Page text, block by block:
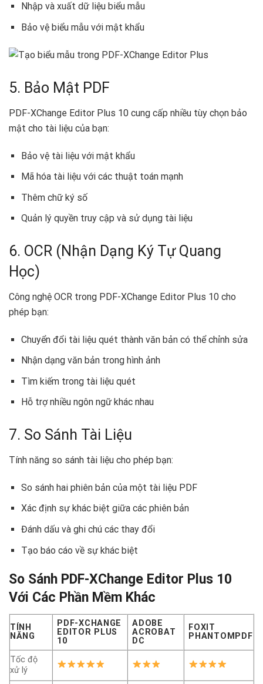
Nhập và xuất dữ liệu biểu mẫu
Bảo vệ biểu mẫu với mật khẩu
5. Bảo Mật PDF
PDF-XChange Editor Plus 10 cung cấp nhiều tùy chọn bảo
mật cho tài liệu của bạn:
Bảo vệ tài liệu với mật khẩu
Mã hóa tài liệu với các thuật toán mạnh
Thêm chữ ký số
Quản lý quyền truy cập và sử dụng tài liệu
6. OCR (Nhận Dạng Ký Tự Quang
Học)
Công nghệ OCR trong PDF-XChange Editor Plus 10 cho
phép bạn:
Chuyển đổi tài liệu quét thành văn bản có thể chỉnh sửa
Nhận dạng văn bản trong hình ảnh
Tìm kiếm trong tài liệu quét
Hỗ trợ nhiều ngôn ngữ khác nhau
7. So Sánh Tài Liệu
Tính năng so sánh tài liệu cho phép bạn:
So sánh hai phiên bản của một tài liệu PDF
Xác định sự khác biệt giữa các phiên bản
Đánh dấu và ghi chú các thay đổi
Tạo báo cáo về sự khác biệt
So Sánh PDF-XChange Editor Plus 10
Với Các Phần Mềm Khác
TÍNH
NĂNG
PDF-XCHANGE
EDITOR PLUS
10
ADOBE
ACROBAT
DC
FOXIT
PHANTOMPDF
Tốc độ
xử lý